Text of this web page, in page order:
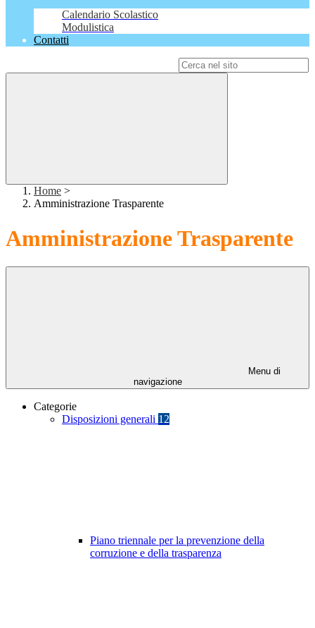
Calendario Scolastico
Modulistica
Contatti
Home >
Amministrazione Trasparente
Amministrazione Trasparente
Menu di
navigazione
Categorie
Disposizioni generali 12
Piano triennale per la prevenzione della
corruzione e della trasparenza